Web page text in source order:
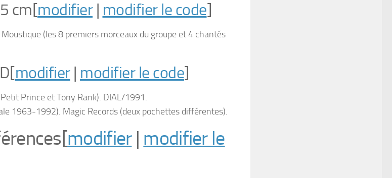
cm[modifier| modifier le code]
(les 8 premiers morceaux du groupe et 4 chantés
[modifier| modifier le code]
Prince et Tony Rank). DIAL/1991.
1963-1992). Magic Records (deux pochettes différentes).
[modifier| modifier le